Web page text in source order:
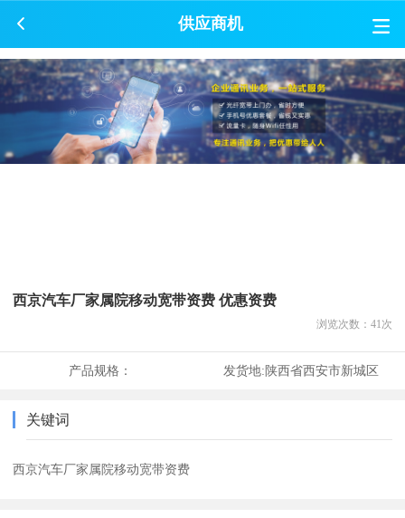
供应商机
西京汽车厂家属院移动宽带资费 优惠资费
浏览次数： 41 次
产品规格： 发货地:陕西省西安市新城区
关键词
西京汽车厂家属院移动宽带资费